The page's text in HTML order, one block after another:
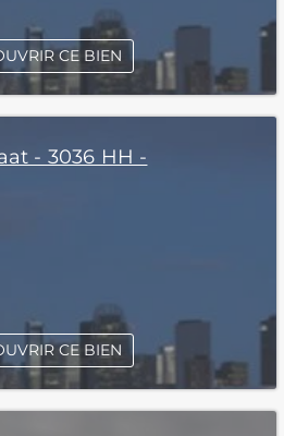
CE BIEN
- 3036 HH -
CE BIEN